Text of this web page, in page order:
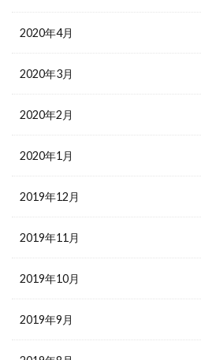
2020年4月
2020年3月
2020年2月
2020年1月
2019年12月
2019年11月
2019年10月
2019年9月